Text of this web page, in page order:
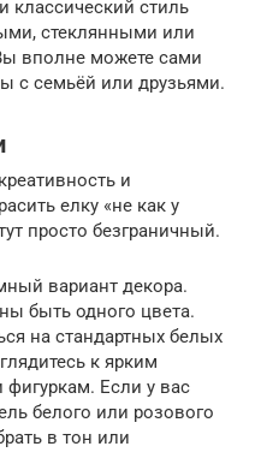
классический стиль
стеклянными или
вполне можете сами
с семьёй или друзьями.
и
елку «не как у
просто безграничный.
вариант декора.
быть одного цвета.
на стандартных белых
к ярким
Если у вас
белого или розового
в тон или